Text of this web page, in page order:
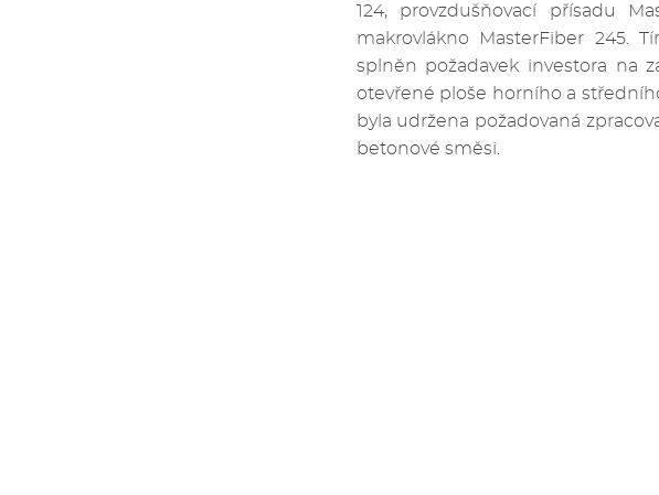
124, provzdušňovací přísadu
makrovlákno MasterFiber 245.
splněn požadavek investora na
otevřené ploše horního a
byla udržena požadovaná
betonové směsi.